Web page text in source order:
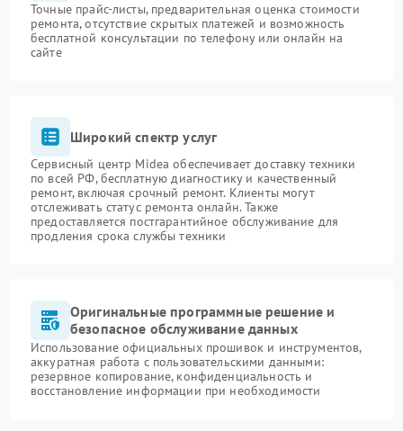
Точные прайс-листы, предварительная оценка стоимости
ремонта, отсутствие скрытых платежей и возможность
бесплатной консультации по телефону или онлайн на
сайте
Широкий спектр услуг
Сервисный центр Midea обеспечивает доставку техники
по всей РФ, бесплатную диагностику и качественный
ремонт, включая срочный ремонт. Клиенты могут
отслеживать статус ремонта онлайн. Также
предоставляется постгарантийное обслуживание для
продления срока службы техники
Оригинальные программные решение и
безопасное обслуживание данных
Использование официальных прошивок и инструментов,
аккуратная работа с пользовательскими данными:
резервное копирование, конфиденциальность и
восстановление информации при необходимости